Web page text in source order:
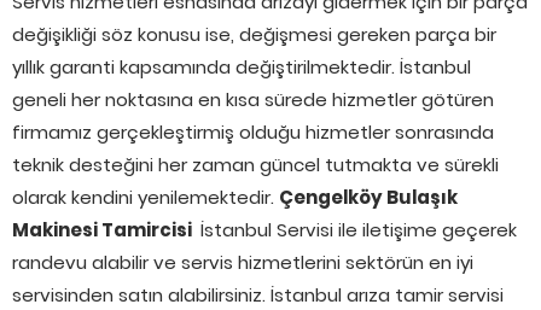
değişikliği söz konusu ise, değişmesi gereken parça bir
yıllık garanti kapsamında değiştirilmektedir. İstanbul
geneli her noktasına en kısa sürede hizmetler götüren
firmamız gerçekleştirmiş olduğu hizmetler sonrasında
teknik desteğini her zaman güncel tutmakta ve sürekli
olarak kendini yenilemektedir. Çengelköy Bulaşık
Makinesi Tamircisi İstanbul Servisi ile iletişime geçerek
randevu alabilir ve servis hizmetlerini sektörün en iyi
servisinden satın alabilirsiniz. İstanbul arıza tamir servisi